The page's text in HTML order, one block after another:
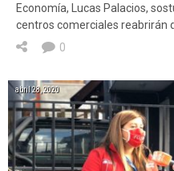
Economía, Lucas Palacios,
centros comerciales reabrirán
0
abril 28, 2020